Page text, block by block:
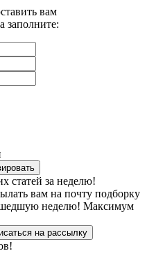
вам
заполните:
статей за неделю!
вам на почту подборку
неделю! Максимум
на рассылку